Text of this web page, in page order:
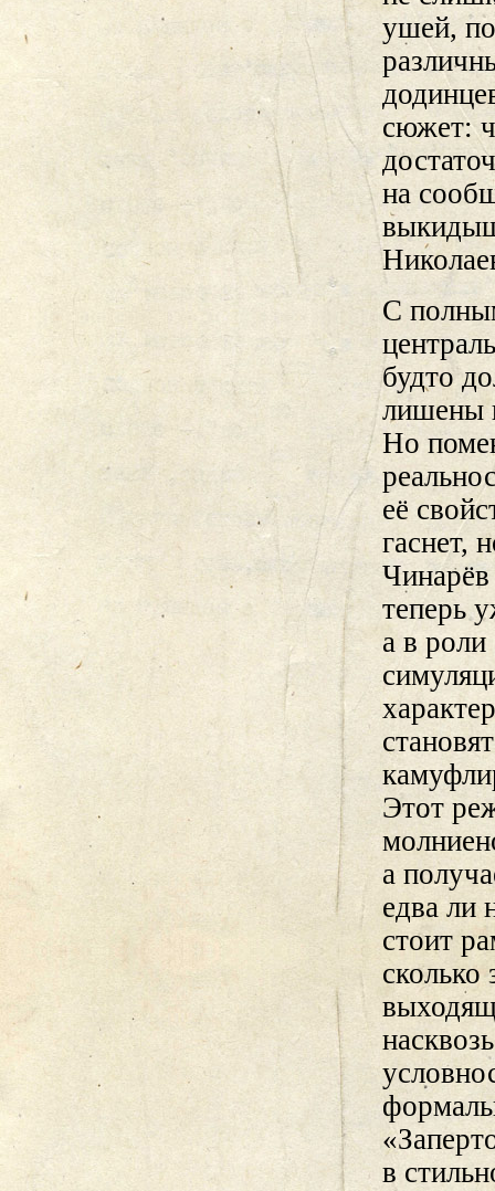
ушей,
сюжет:
на
С
будто
лишены
Но
её
гаснет,
теперь
а в
Этот
а
едва ли
стоит
сколько
в